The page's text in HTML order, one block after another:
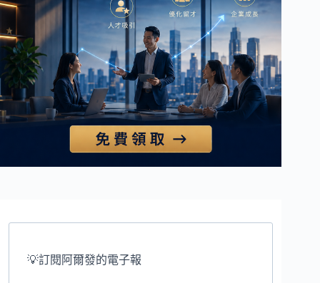
💡訂閱阿爾發的電子報